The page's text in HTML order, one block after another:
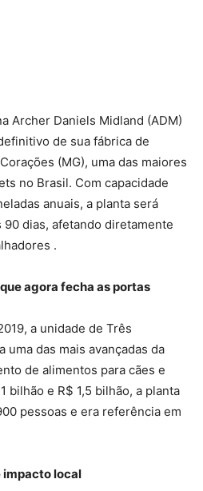
Archer Daniels Midland (ADM)
de sua fábrica de
(MG), uma das maiores
no Brasil. Com capacidade
anuais, a planta será
dias, afetando diretamente
.
agora fecha as portas
a unidade de Três
uma das mais avançadas da
de alimentos para cães e
bilhão e R$ 1,5 bilhão, a planta
pessoas e era referência em
impacto local